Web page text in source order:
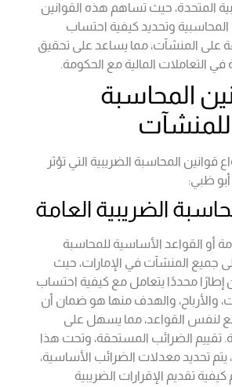
المتحدة، حيث تساهم هذه القوانين
وتحديد كيفية احتساب
على المنشآت، مما يساعد على تحقيق
في التعاملات المالية مع الحكومة.
المحاسبة
للمنشآت
قوانين المحاسبة الضريبية التي تؤثر
ظبي:
الضريبية العامة
أو القواعد الأساسية للمحاسبة
جميع المنشآت في الإمارات، حيث
إطارًا محددًا يتعامل مع كيفية احتساب
والأرباح، والهدف منها هو ضمان أن
لنفس القواعد، مما يسهل على
تقييم الضرائب المستحقة، وتحت هذا
يتم تحديد معدلات الضرائب الأساسية،
تقديم الإقرارات الضريبية